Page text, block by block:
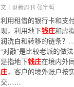
文｜财新周刊 张宇哲
利用租借的银行卡和支
现，利用地下钱庄和虚
润洗白和转移的链条
“对敲”是比较老派的做
是指地下钱庄在境内外
庄，客户的境外账户按
交……